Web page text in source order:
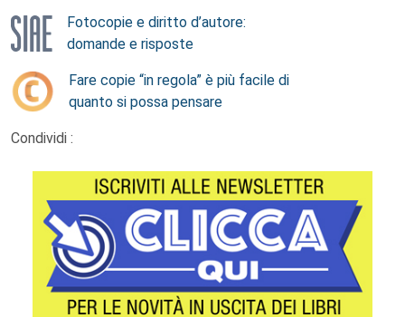
Fotocopie e diritto d’autore:
domande e risposte
Fare copie “in regola” è più facile di
quanto si possa pensare
Condividi :